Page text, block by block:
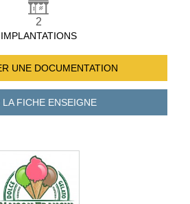
2
IMPLANTATIONS
UNE DOCUMENTATION
LA FICHEENSEIGNE